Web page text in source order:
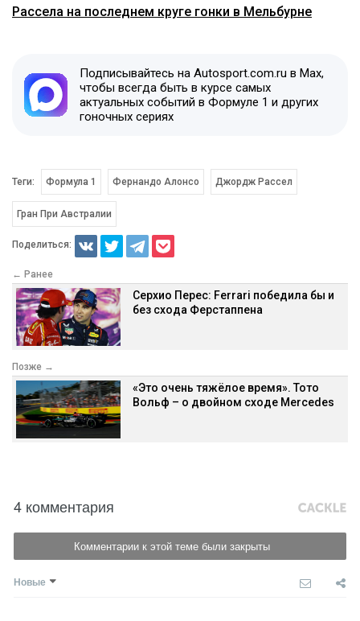
Рассела на последнем круге гонки в Мельбурне
Подписывайтесь на Autosport.com.ru в Max,
чтобы всегда быть в курсе самых
актуальных событий в Формуле 1 и других
гоночных сериях
Теги: Формула 1 Фернандо Алонсо Джордж Рассел
Гран При Австралии
Поделиться:
← Ранее
Серхио Перес: Ferrari победила бы и
без схода Ферстаппена
Позже →
«Это очень тяжёлое время». Тото
Вольф – о двойном сходе Mercedes
4 комментария
Комментарии к этой теме были закрыты
Новые